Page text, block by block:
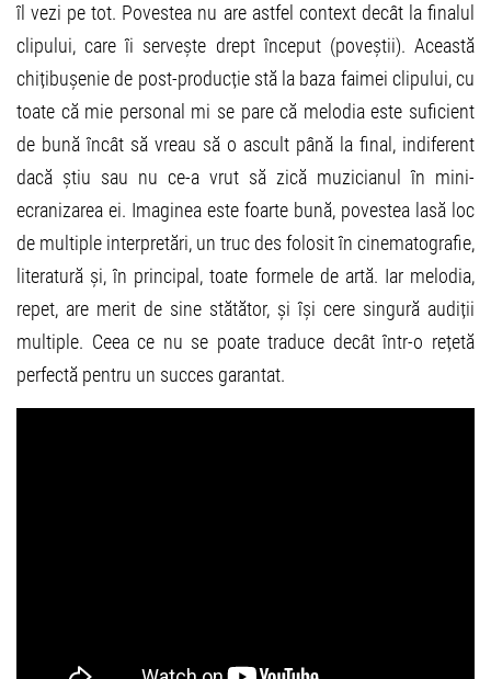
îl vezi pe tot. Povestea nu are astfel context decât la finalul
clipului, care îi servește drept început (poveștii). Această
chițibușenie de post-producție stă la baza faimei clipului, cu
toate că mie personal mi se pare că melodia este suficient
de bună încât să vreau să o ascult până la final, indiferent
dacă știu sau nu ce-a vrut să zică muzicianul în mini-
ecranizarea ei. Imaginea este foarte bună, povestea lasă loc
de multiple interpretări, un truc des folosit în cinematografie,
literatură și, în principal, toate formele de artă. Iar melodia,
repet, are merit de sine stătător, și își cere singură audiții
multiple. Ceea ce nu se poate traduce decât într-o rețetă
perfectă pentru un succes garantat.